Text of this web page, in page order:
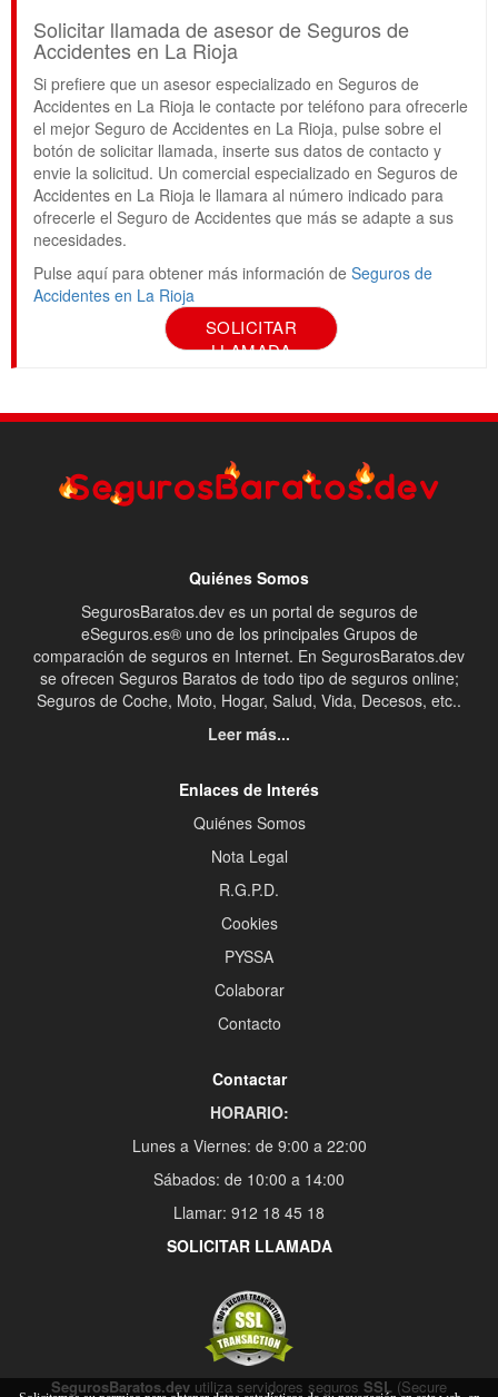
Solicitar llamada de asesor de Seguros de
Accidentes en La Rioja
Si prefiere que un asesor especializado en Seguros de
Accidentes en La Rioja le contacte por teléfono para ofrecerle
el mejor Seguro de Accidentes en La Rioja, pulse sobre el
botón de solicitar llamada, inserte sus datos de contacto y
envie la solicitud. Un comercial especializado en Seguros de
Accidentes en La Rioja le llamara al número indicado para
ofrecerle el Seguro de Accidentes que más se adapte a sus
necesidades.
Pulse aquí para obtener más información de Seguros de
Accidentes en La Rioja
SOLICITAR
LLAMADA
Quiénes Somos
SegurosBaratos.dev es un portal de seguros de
eSeguros.es® uno de los principales Grupos de
comparación de seguros en Internet. En SegurosBaratos.dev
se ofrecen Seguros Baratos de todo tipo de seguros online;
Seguros de Coche, Moto, Hogar, Salud, Vida, Decesos, etc..
Leer más...
Enlaces de Interés
Quiénes Somos
Nota Legal
R.G.P.D.
Cookies
PYSSA
Colaborar
Contacto
Contactar
HORARIO:
Lunes a Viernes: de 9:00 a 22:00
Sábados: de 10:00 a 14:00
Llamar: 912 18 45 18
SOLICITAR LLAMADA
SegurosBaratos.dev utiliza servidores seguros SSL (Secure